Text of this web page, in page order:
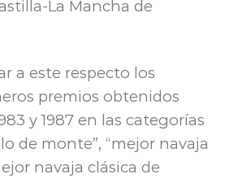
La Mancha de
a este respecto los
premios obtenidos
y 1987 en las categorías
de monte”, “mejor navaja
navaja clásica de